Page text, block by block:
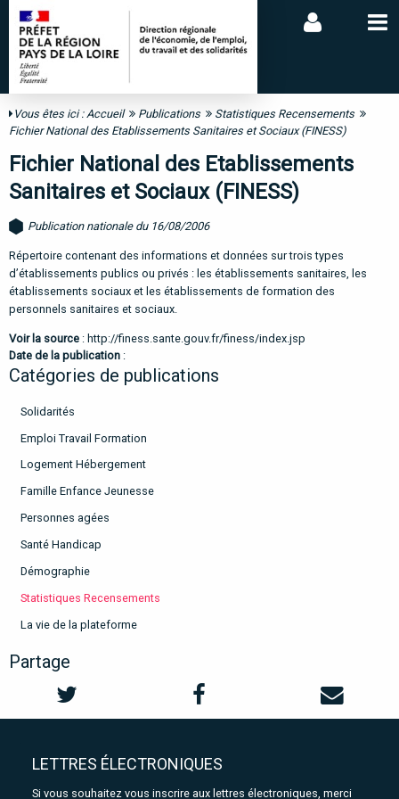
Vous êtes ici :Accueil Publications
Statistiques Recensements
Fichier National des Etablissements Sanitaires et Sociaux (FINESS)
Fichier National des Etablissements
Sanitaires et Sociaux (FINESS)
Publication nationale du 16/08/2006
Répertoire contenant des informations et données sur trois types
d’établissements publics ou privés : les établissements sanitaires, les
établissements sociaux et les établissements de formation des
personnels sanitaires et sociaux.
Voir la source : http://finess.sante.gouv.fr/finess/index.jsp
Date de la publication :
Catégories de publications
Solidarités
Emploi Travail Formation
Logement Hébergement
Famille Enfance Jeunesse
Personnes agées
Santé Handicap
Démographie
Statistiques Recensements
La vie de la plateforme
Partage
LETTRES ÉLECTRONIQUES
Si vous souhaitez vous inscrire aux lettres électroniques, merci